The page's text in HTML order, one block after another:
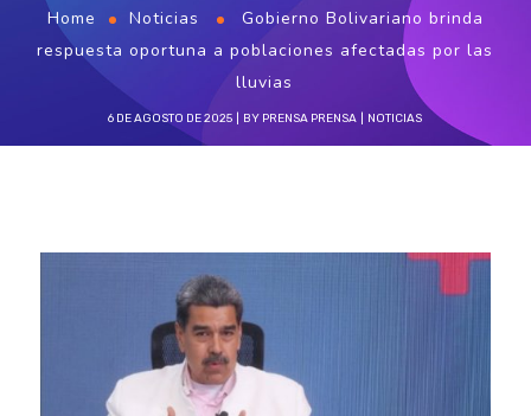
Home Noticias
Gobierno Bolivariano brinda
respuesta oportuna a poblaciones afectadas por las
lluvias
6 DE AGOSTO DE 2025 BY PRENSA PRENSA NOTICIAS